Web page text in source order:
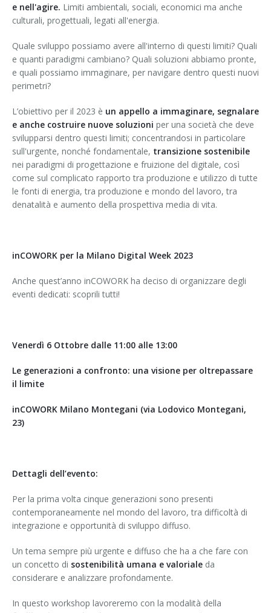
e nell'agire. Limiti ambientali, sociali, economici ma anche
culturali, progettuali, legati all'energia.
Quale sviluppo possiamo avere all'interno di questi limiti? Quali
e quanti paradigmi cambiano? Quali soluzioni abbiamo pronte,
e quali possiamo immaginare, per navigare dentro questi nuovi
perimetri?
L’obiettivo per il 2023 è un appello a immaginare, segnalare
e anche costruire nuove soluzioni per una società che deve
svilupparsi dentro questi limiti; concentrandosi in particolare
sull'urgente, nonché fondamentale, transizione sostenibile
nei paradigmi di progettazione e fruizione del digitale, così
come sul complicato rapporto tra produzione e utilizzo di tutte
le fonti di energia, tra produzione e mondo del lavoro, tra
denatalità e aumento della prospettiva media di vita.
inCOWORK per la Milano Digital Week 2023
Anche quest’anno inCOWORK ha deciso di organizzare degli
eventi dedicati: scoprili tutti!
Venerdì 6 Ottobre dalle 11:00 alle 13:00
Le generazioni a confronto: una visione per oltrepassare
il limite
inCOWORK Milano Montegani (via Lodovico Montegani,
23)
Dettagli dell’evento:
Per la prima volta cinque generazioni sono presenti
contemporaneamente nel mondo del lavoro, tra difficoltà di
integrazione e opportunità di sviluppo diffuso.
Un tema sempre più urgente e diffuso che ha a che fare con
un concetto di sostenibilità umana e valoriale da
considerare e analizzare profondamente.
In questo workshop lavoreremo con la modalità della